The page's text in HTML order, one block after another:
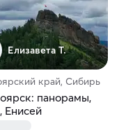
Елизавета Т.
край, Сибирь
панорамы,
Енисей